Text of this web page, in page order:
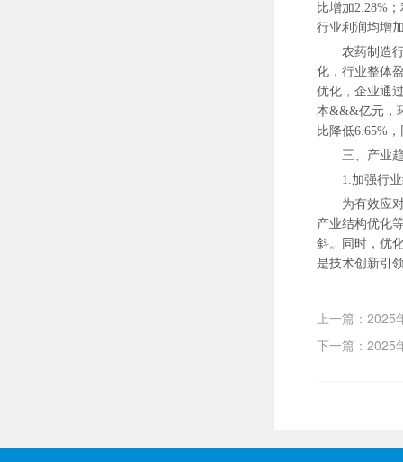
比增加2.28%
行业利润均增
农药制造
化，行业整体
优化，企业通
本&&&亿元，
比降低6.65%
三、产业
1.加强行
为有效应
产业结构优化
斜。同时，优
是技术创新引
上一篇：2025
下一篇：2025